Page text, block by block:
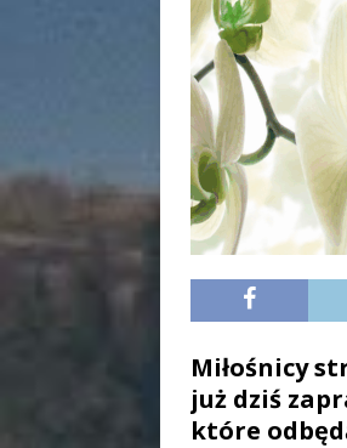
Miłośnicy
już dziś
które